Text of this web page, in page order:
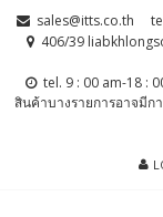
Skip
Skip sales@itts.co.th
406/39
tel. 9 : 00 am-18 :
สินค้าบางรายการอาจมีก